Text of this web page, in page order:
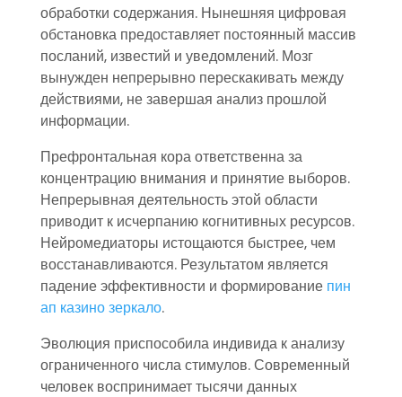
обработки содержания. Нынешняя цифровая
обстановка предоставляет постоянный массив
посланий, известий и уведомлений. Мозг
вынужден непрерывно перескакивать между
действиями, не завершая анализ прошлой
информации.
Префронтальная кора ответственна за
концентрацию внимания и принятие выборов.
Непрерывная деятельность этой области
приводит к исчерпанию когнитивных ресурсов.
Нейромедиаторы истощаются быстрее, чем
восстанавливаются. Результатом является
падение эффективности и формирование пин
ап казино зеркало.
Эволюция приспособила индивида к анализу
ограниченного числа стимулов. Современный
человек воспринимает тысячи данных